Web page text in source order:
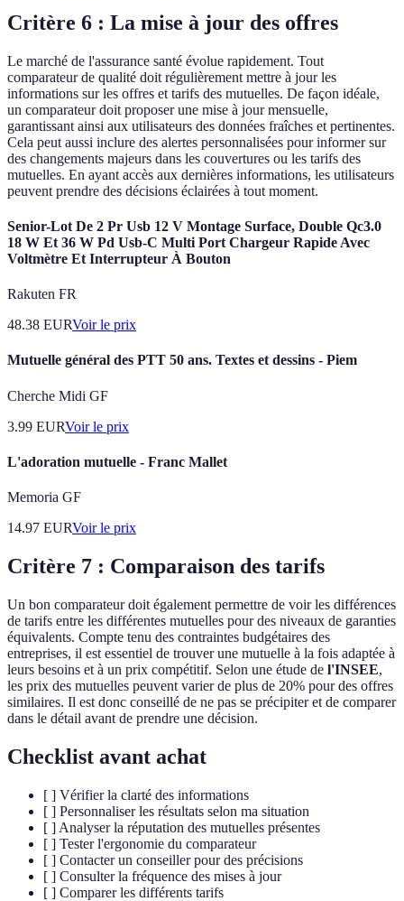
Critère 6 : La mise à jour des offres
Le marché de l'assurance santé évolue rapidement. Tout
comparateur de qualité doit régulièrement mettre à jour les
informations sur les offres et tarifs des mutuelles. De façon idéale,
un comparateur doit proposer une mise à jour mensuelle,
garantissant ainsi aux utilisateurs des données fraîches et pertinentes.
Cela peut aussi inclure des alertes personnalisées pour informer sur
des changements majeurs dans les couvertures ou les tarifs des
mutuelles. En ayant accès aux dernières informations, les utilisateurs
peuvent prendre des décisions éclairées à tout moment.
Senior-Lot De 2 Pr Usb 12 V Montage Surface, Double Qc3.0
18 W Et 36 W Pd Usb-C Multi Port Chargeur Rapide Avec
Voltmètre Et Interrupteur À Bouton
Rakuten FR
48.38 EURVoir le prix
Mutuelle général des PTT 50 ans. Textes et dessins - Piem
Cherche Midi GF
3.99 EURVoir le prix
L'adoration mutuelle - Franc Mallet
Memoria GF
14.97 EURVoir le prix
Critère 7 : Comparaison des tarifs
Un bon comparateur doit également permettre de voir les différences
de tarifs entre les différentes mutuelles pour des niveaux de garanties
équivalents. Compte tenu des contraintes budgétaires des
entreprises, il est essentiel de trouver une mutuelle à la fois adaptée à
leurs besoins et à un prix compétitif. Selon une étude de l'INSEE,
les prix des mutuelles peuvent varier de plus de 20% pour des offres
similaires. Il est donc conseillé de ne pas se précipiter et de comparer
dans le détail avant de prendre une décision.
Checklist avant achat
[ ] Vérifier la clarté des informations
[ ] Personnaliser les résultats selon ma situation
[ ] Analyser la réputation des mutuelles présentes
[ ] Tester l'ergonomie du comparateur
[ ] Contacter un conseiller pour des précisions
[ ] Consulter la fréquence des mises à jour
[ ] Comparer les différents tarifs